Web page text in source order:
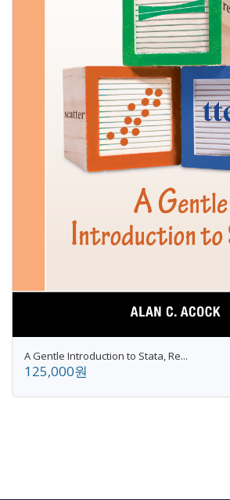
A Gentle Introduction to Stata, Re...
125,000원